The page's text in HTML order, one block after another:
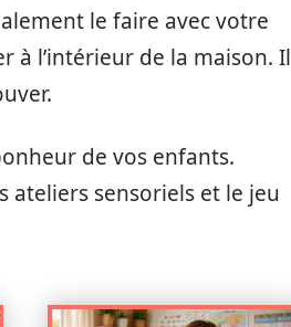
le faire avec votre
à l’intérieur de la maison. Il
de vos enfants.
ateliers sensoriels et le jeu